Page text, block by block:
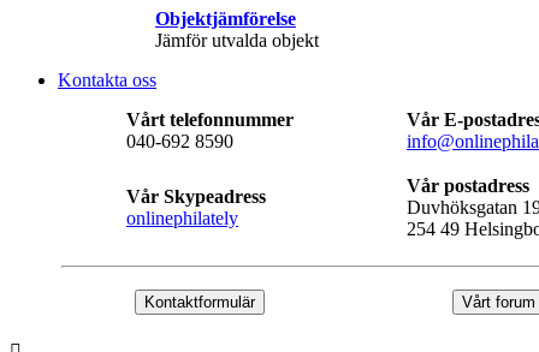
Objektjämförelse
Jämför utvalda objekt
Kontakta oss
Vårt telefonnummer
040-692 8590
Vår E-
Vår Skypeadress
onlinephilately
Vår postadress
Duvhöksgatan
254 49
Kontaktformulär Vårt forum